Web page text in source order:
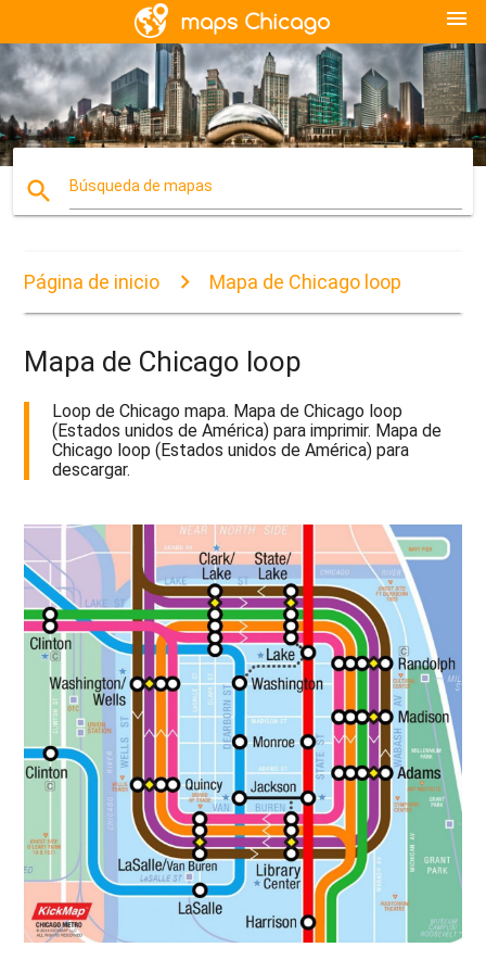
menu
search Búsqueda de mapas
Página de inicio Mapa de Chicago loop
Mapa de Chicago loop
Loop de Chicago mapa. Mapa de Chicago loop
(Estados unidos de América) para imprimir. Mapa de
Chicago loop (Estados unidos de América) para
descargar.